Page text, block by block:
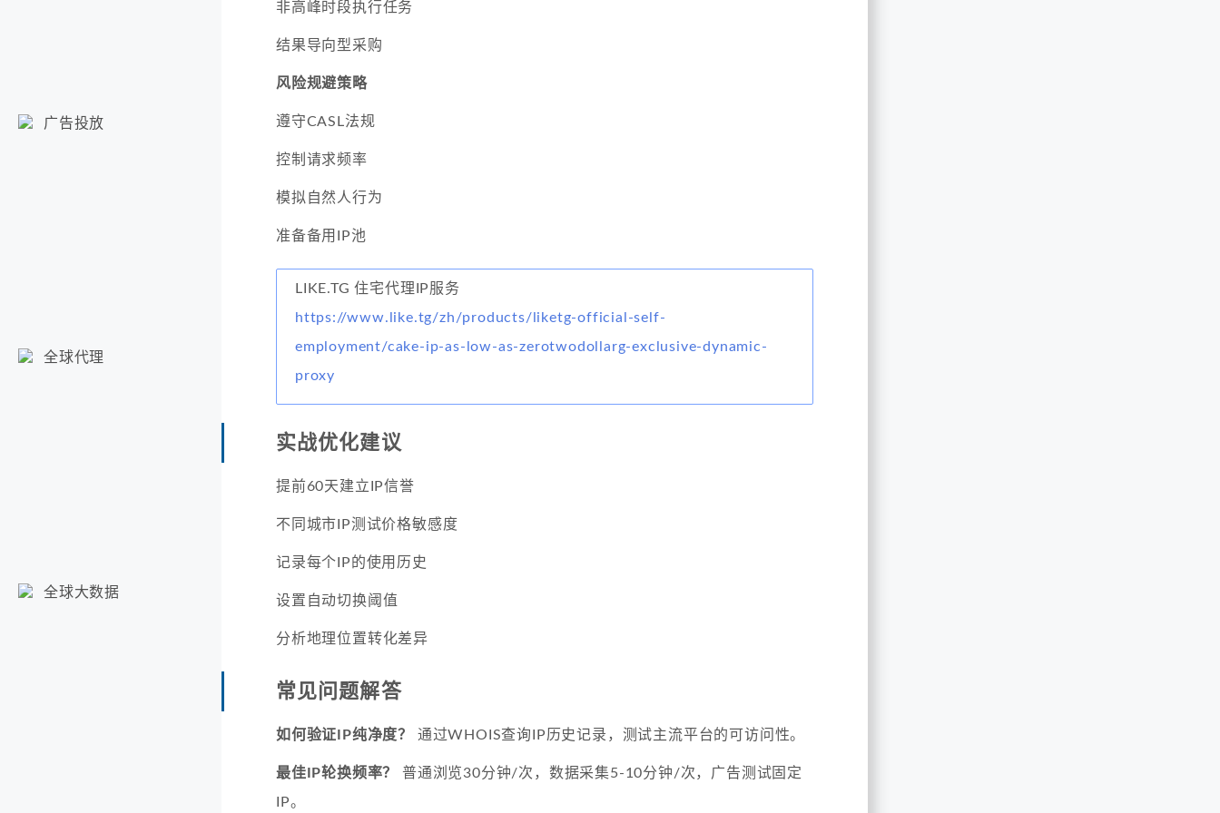
广告投放
全球代理
全球大数据
非高峰时段执行任务
结果导向型采购
风险规避策略
遵守CASL法规
控制请求频率
模拟自然人行为
准备备用IP池
LIKE.TG 住宅代理IP服务
https://www.like.tg/zh/products/liketg-official-self-
employment/cake-ip-as-low-as-zerotwodollarg-exclusive-dynamic-
proxy
实战优化建议
提前60天建立IP信誉
不同城市IP测试价格敏感度
记录每个IP的使用历史
设置自动切换阈值
分析地理位置转化差异
常见问题解答
如何验证IP纯净度？ 通过WHOIS查询IP历史记录，测试主流平台的可访问性。
最佳IP轮换频率？
普通浏览30分钟/次，数据采集5-10分钟/次，广告测试固定
IP。